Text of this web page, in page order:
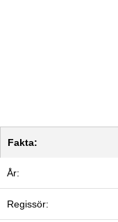
Fakta:
År:
Regissör: